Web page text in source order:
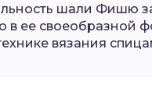
шали Фишю
в ее своеобразной
вязания